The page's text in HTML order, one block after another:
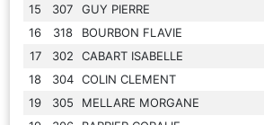
15
307 GUY PIERRE
16
318 BOURBON FLAVIE
17
302 CABART ISABELLE
18
304 COLIN CLEMENT
19
305 MELLARE MORGANE